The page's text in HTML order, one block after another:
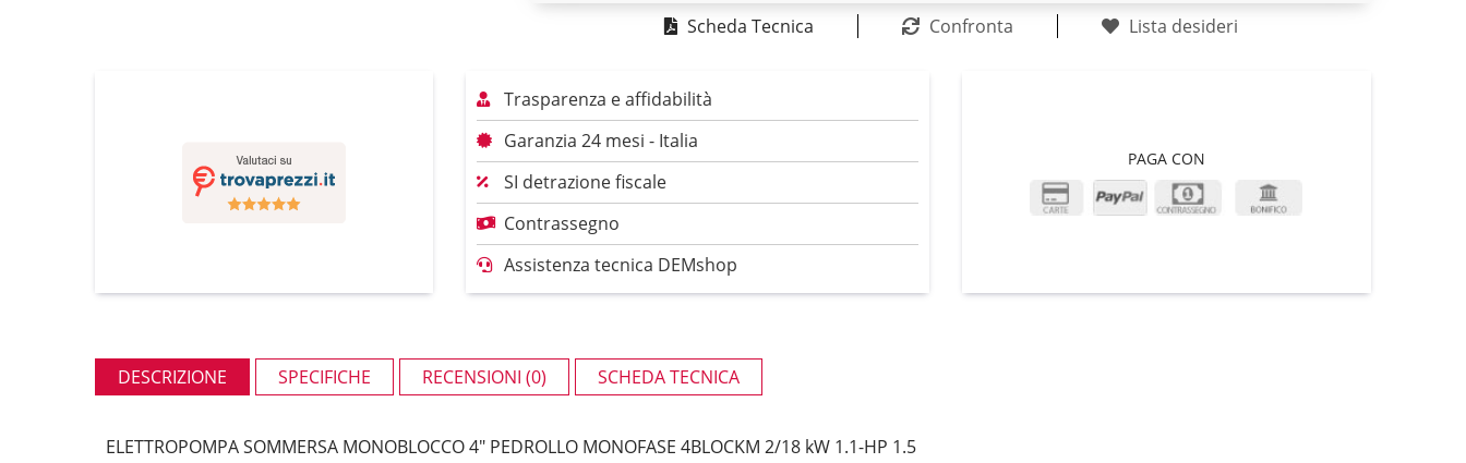
Scheda Tecnica Confronta Lista desideri
Trasparenza e affidabilità
Garanzia 24 mesi - Italia
SI detrazione fiscale
Contrassegno
Assistenza tecnica DEMshop
PAGA CON
DESCRIZIONE SPECIFICHE RECENSIONI (0) SCHEDA TECNICA
ELETTROPOMPA SOMMERSA MONOBLOCCO 4" PEDROLLO MONOFASE 4BLOCKM 2/18 kW 1.1-HP 1.5